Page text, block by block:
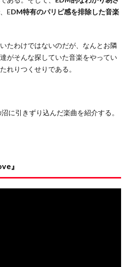
EDM特有のパリピ感を排除した音楽
たわけではないのだが、なんとお隣
がそんな探していた音楽をやってい
れりつくせりである。
に引きずり込んだ楽曲を紹介する。
』